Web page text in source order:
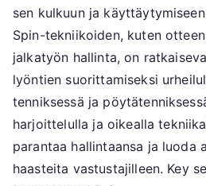
Tekniikka,
Sijoittaminen
sen kulkuun ja
Spin-tekniikoiden, kuten
jalkatyön hallinta, on
lyöntien suorittamiseksi
tenniksessä ja
harjoittelulla ja oikealla
parantaa hallintaansa ja luoda
haasteita vastustajilleen. Key